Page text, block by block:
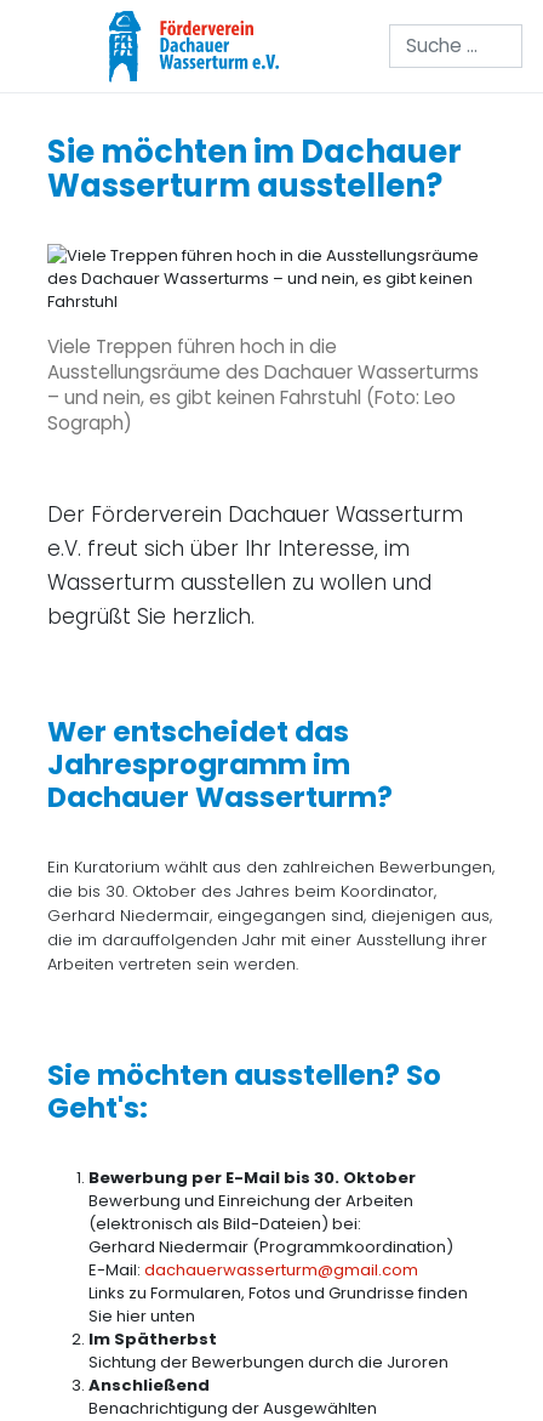
Suchen
Sie möchten im Dachauer
Wasserturm ausstellen?
Viele Treppen führen hoch in die
Ausstellungsräume des Dachauer Wasserturms
– und nein, es gibt keinen Fahrstuhl (Foto: Leo
Sograph)
Der Förderverein Dachauer Wasserturm
e.V. freut sich über Ihr Interesse, im
Wasserturm ausstellen zu wollen und
begrüßt Sie herzlich.
Wer entscheidet das
Jahresprogramm im
Dachauer Wasserturm?
Ein Kuratorium wählt aus den zahlreichen Bewerbungen,
die bis 30. Oktober des Jahres beim Koordinator,
Gerhard Niedermair, eingegangen sind, diejenigen aus,
die im darauffolgenden Jahr mit einer Ausstellung ihrer
Arbeiten vertreten sein werden.
Sie möchten ausstellen? So
Geht's:
Bewerbung per E-Mail bis 30. Oktober
Bewerbung und Einreichung der Arbeiten
(elektronisch als Bild-Dateien) bei:
Gerhard Niedermair (Programmkoordination)
E-Mail:dachauerwasserturm@gmail.com
Links zu Formularen, Fotos und Grundrisse finden
Sie hier unten
Im Spätherbst
Sichtung der Bewerbungen durch die Juroren
Anschließend
Benachrichtigung der Ausgewählten